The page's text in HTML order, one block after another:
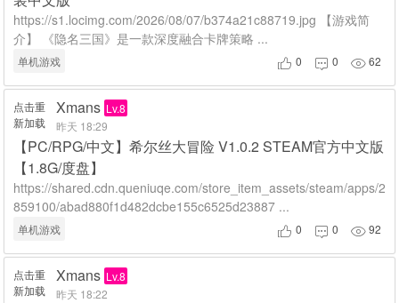
https://s1.locimg.com/2026/08/07/b374a21c88719.jpg 【游戏简
介】 《隐名三国》是一款深度融合卡牌策略 ...
单机游戏  0  0 62
点击重
新加载
Xmans Lv.8
昨天 18:29
【PC/RPG/中文】希尔丝大冒险 V1.0.2 STEAM官方中文版
【1.8G/度盘】
https://shared.cdn.queniuqe.com/store_item_assets/steam/apps/2
859100/abad880f1d482dcbe155c6525d23887 ...
单机游戏  0  0 92
点击重
新加载
Xmans Lv.8
昨天 18:22